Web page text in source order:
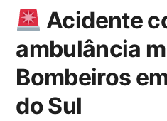
Acidente
ambulância
Bombeiros
do Sul